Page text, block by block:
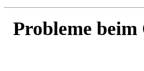
Probleme